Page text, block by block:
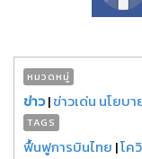
หมวดหมู่
ข่าว|ข่าวเด่น นโยบ
TAGS
ฟื้นฟูการบินไทย |โค